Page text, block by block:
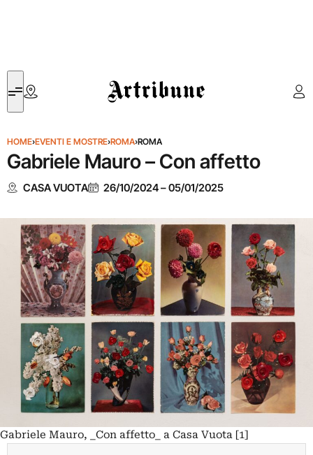
Artribune
HOME›EVENTI E MOSTRE›ROMA›ROMA
Gabriele Mauro – Con affetto
CASA VUOTA 26/10/2024–05/01/2025
Gabriele Mauro, _Con affetto_ a Casa Vuota [1]